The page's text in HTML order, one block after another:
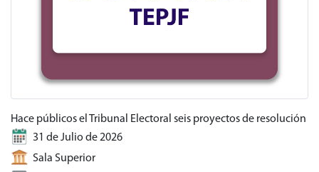
Hace públicos el Tribunal Electoral seis proyectos de resolución
31 de Julio de 2026
Sala Superior